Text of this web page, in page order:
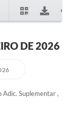
DE 2026
Suplementar ,